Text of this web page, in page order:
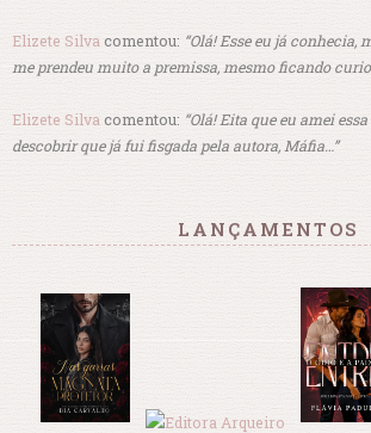
Elizete Silva comentou: “Olá! Esse eu já conhecia,
me prendeu muito a premissa, mesmo ficando
Elizete Silva comentou: “Olá! Eita que eu amei
descobrir que já fui fisgada pela autora, Máfia…”
LANÇAMENTOS